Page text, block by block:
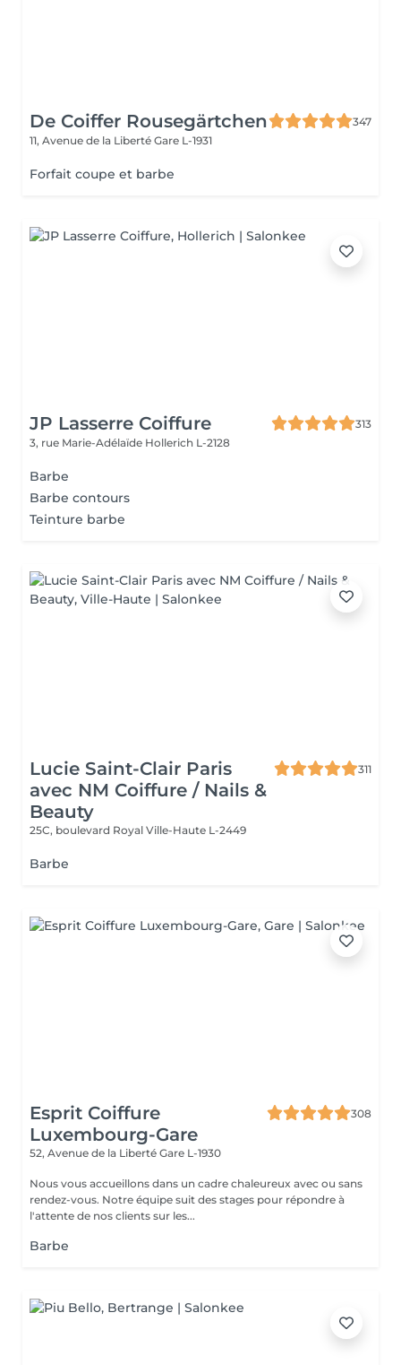
De Coiffer Rousegärtchen
347
11, Avenue de la Liberté Gare L-1931
Forfait coupe et barbe
JP Lasserre Coiffure
313
3, rue Marie-Adélaïde Hollerich L-2128
Barbe
Barbe contours
Teinture barbe
Lucie Saint-Clair Paris
avec NM Coiffure / Nails &
Beauty
311
25C, boulevard Royal Ville-Haute L-2449
Barbe
Esprit Coiffure
Luxembourg-Gare
308
52, Avenue de la Liberté Gare L-1930
Nous vous accueillons dans un cadre chaleureux avec ou sans
rendez-vous. Notre équipe suit des stages pour répondre à
l'attente de nos clients sur les...
Barbe